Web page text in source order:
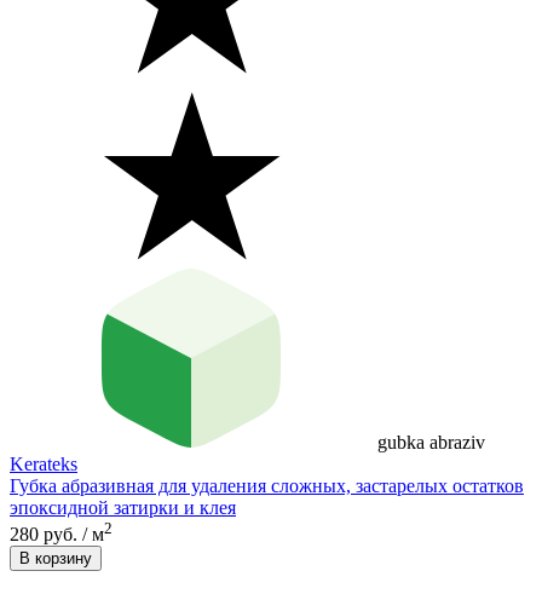
gubka abraziv
Kerateks
Губка абразивная для удаления сложных, застарелых остатков
эпоксидной затирки и клея
280 руб. / м2
В корзину